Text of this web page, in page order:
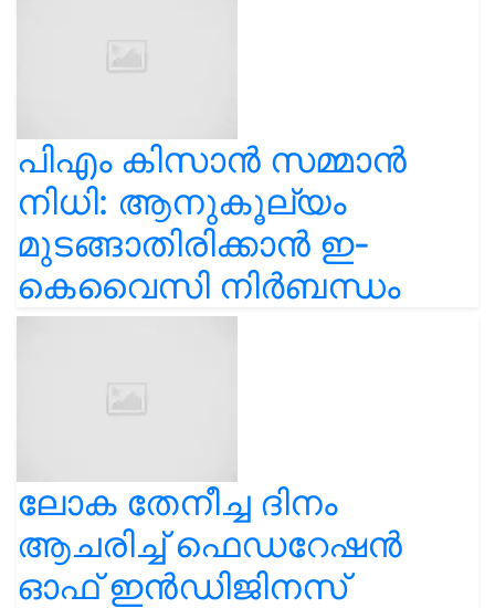
പിഎം കിസാൻ സമ്മാൻ
നിധി: ആനുകൂല്യം
മുടങ്ങാതിരിക്കാൻ ഇ-
കെവൈസി നിർബന്ധം
ലോക തേനീച്ച ദിനം
ആചരിച്ച് ഫെഡറേഷൻ
ഓഫ് ഇൻഡിജിനസ്